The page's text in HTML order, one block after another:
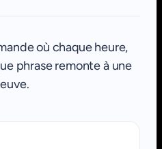
où chaque heure,
phrase remonte à une